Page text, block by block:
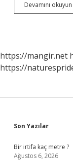
Devamını okuyun
https://mangir.net
https://
Sidebar
Son Yazılar
Bir irtifa kaç metre ?
Ağustos 6, 2026